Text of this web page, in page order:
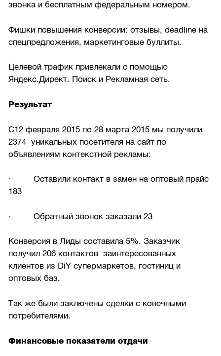
звонка и бесплатным федеральным номером.
Фишки повышения конверсии: отзывы, deadline на
спецпредложения, маркетинговые буллиты.
Целевой трафик привлекали с помощью
Яндекс.Директ. Поиск и Рекламная сеть.
Результат
C12 февраля 2015 по 28 марта 2015 мы получили
2374 уникальных посетителя на сайт по
объявлениям контекстной рекламы:
· Оставили контакт в замен на оптовый прайс
183
· Обратный звонок заказали 23
Конверсия в Лиды составила 5%. Заказчик
получил 206 контактов заинтересованных
клиентов из DiY супермаркетов, гостиниц и
оптовых баз.
Так же были заключены сделки с конечными
потребителями.
Финансовые показатели отдачи